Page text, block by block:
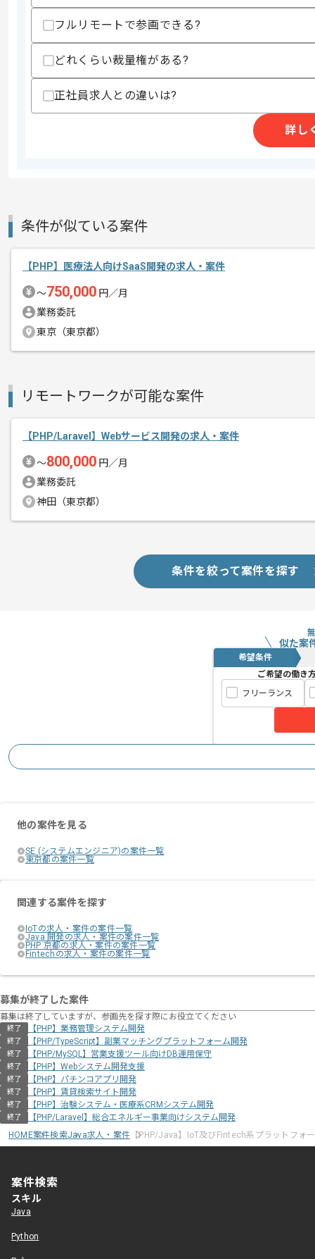
精算条件
精算基準時間
支払いサイト
15日
エージェントからのコ
メント
フルリモートで参画できる?
どれくらい裁量権がある?
正社員求人との違いは?
詳し
条件が似ている案件
【PHP】医療法人向けSaaS開発の求人・案件
〜750,000 円／月
業務委託
東京（東京都）
リモートワークが可能な案件
【PHP/Laravel】Webサービス開発の求人・案件
〜800,000 円／月
業務委託
神田（東京都）
条件を絞って案件を探す
似た案
希望条件
ご希望の働き
フリーランス
他の案件を見る
SE (システムエンジニア)の案件一覧
東京都の案件一覧
関連する案件を探す
IoTの求人・案件の案件一覧
Java 開発の求人・案件の案件一覧
PHP 京都の求人・案件の案件一覧
Fintechの求人・案件の案件一覧
募集が終了した案件
募集は終了していますが、参画先を探す際にお役立てください
終了 【PHP】業務管理システム開発
終了 【PHP/TypeScript】副業マッチングプラットフォーム開発
終了 【PHP/MySQL】営業支援ツール向けDB運用保守
終了 【PHP】Webシステム開発支援
終了 【PHP】パチンコアプリ開発
終了 【PHP】賃貸検索サイト開発
終了 【PHP】治験システム・医療系CRMシステム開発
終了
【PHP/Laravel】総合エネルギー事業向けシステム開発
HOME案件検索Java求人・案件 【PHP/Java】IoT及びFintech系プラットフォ
案件検索
スキル
Java
Python